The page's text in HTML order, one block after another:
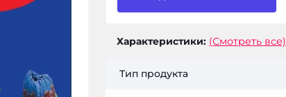
Характеристики: (Смотреть все)
Тип продукта